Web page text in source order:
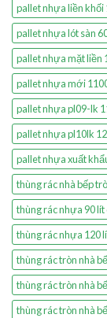
pallet nhựa liền
pallet nhựa lót sàn
pallet nhựa mặt liền
pallet nhựa mới
pallet nhựa pl09-lk
pallet nhựa pl10lk
pallet nhựa xuất
thùng rác nhà bếp
thùng rác nhựa 90 lít
thùng rác nhựa 120
thùng rác tròn nhà
thùng rác tròn nhà
thùng rác tròn nhà